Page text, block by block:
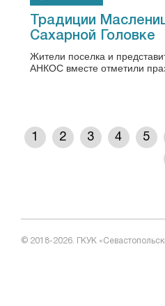
Традиции
Сахарной Головке
Жители поселка и
АНКОС вместе отметили
1 2 3 4 5
© 2018-2026. ГКУК